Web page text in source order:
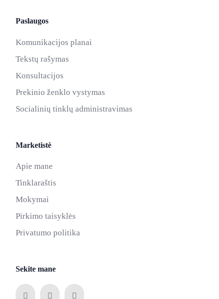
Paslaugos
Komunikacijos planai
Tekstų rašymas
Konsultacijos
Prekinio ženklo vystymas
Socialinių tinklų administravimas
Marketistė
Apie mane
Tinklaraštis
Mokymai
Pirkimo taisyklės
Privatumo politika
Sekite mane